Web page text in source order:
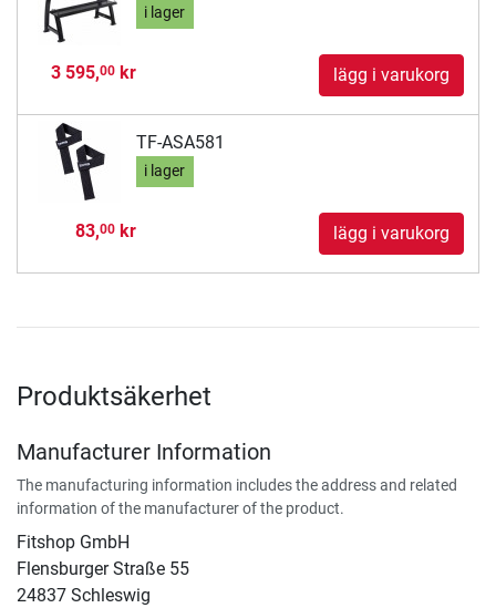
i lager
3 595,00kr lägg i varukorg
TF-ASA581
i lager
83,00kr lägg i varukorg
Produktsäkerhet
Manufacturer Information
The manufacturing information includes the address and related
information of the manufacturer of the product.
Fitshop GmbH
Flensburger Straße 55
24837 Schleswig